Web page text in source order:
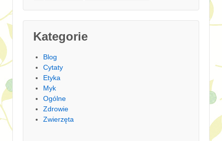
Kategorie
Blog
Cytaty
Etyka
Myk
Ogólne
Zdrowie
Zwierzęta